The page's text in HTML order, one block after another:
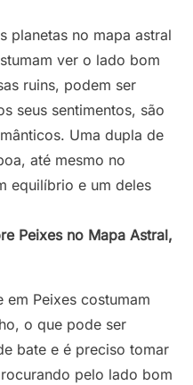
planetas no mapa astral
ver o lado bom
ruins, podem ser
seus sentimentos, são
Uma dupla de
até mesmo no
equilíbrio e um deles
Peixes no Mapa Astral,
em Peixes costumam
o que pode ser
bate e é preciso tomar
pelo lado bom